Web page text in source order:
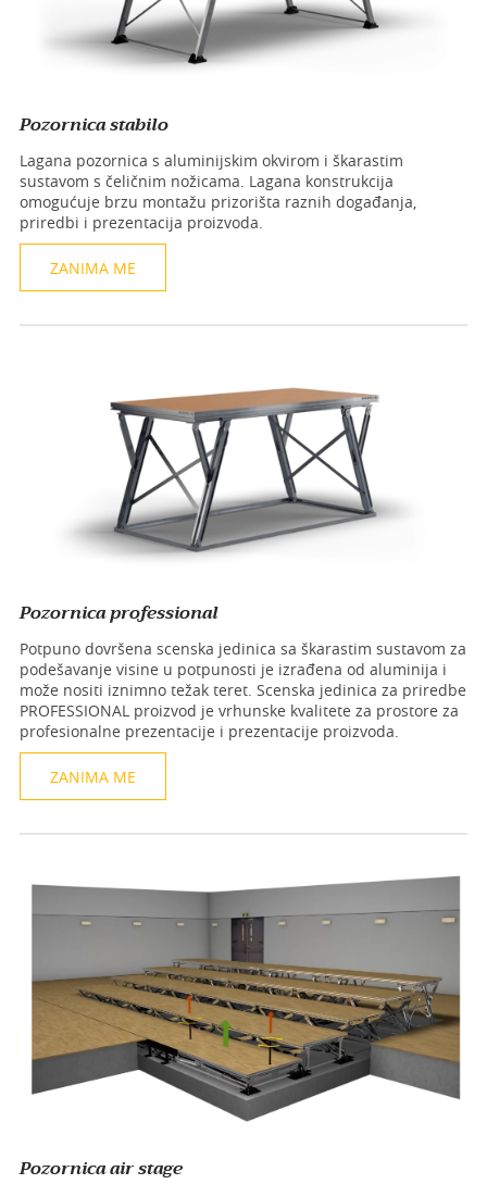
Pozornica stabilo
Lagana pozornica s aluminijskim okvirom i škarastim
sustavom s čeličnim nožicama. Lagana konstrukcija
omogućuje brzu montažu prizorišta raznih događanja,
priredbi i prezentacija proizvoda.
ZANIMA ME
Pozornica professional
Potpuno dovršena scenska jedinica sa škarastim sustavom za
podešavanje visine u potpunosti je izrađena od aluminija i
može nositi iznimno težak teret. Scenska jedinica za priredbe
PROFESSIONAL proizvod je vrhunske kvalitete za prostore za
profesionalne prezentacije i prezentacije proizvoda.
ZANIMA ME
Pozornica air stage